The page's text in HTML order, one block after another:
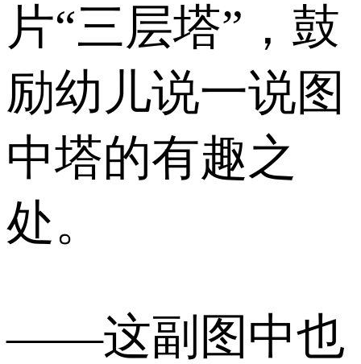
片“三层塔”，鼓
励幼儿说一说图
中塔的有趣之
处。
——这副图中也